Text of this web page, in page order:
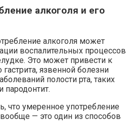
алкоголя и его
алкоголя может
воспалительных процессов
Это может привести к
язвенной болезни
полости рта, таких
пародонтит.
что умеренное употребление
— это один из способов